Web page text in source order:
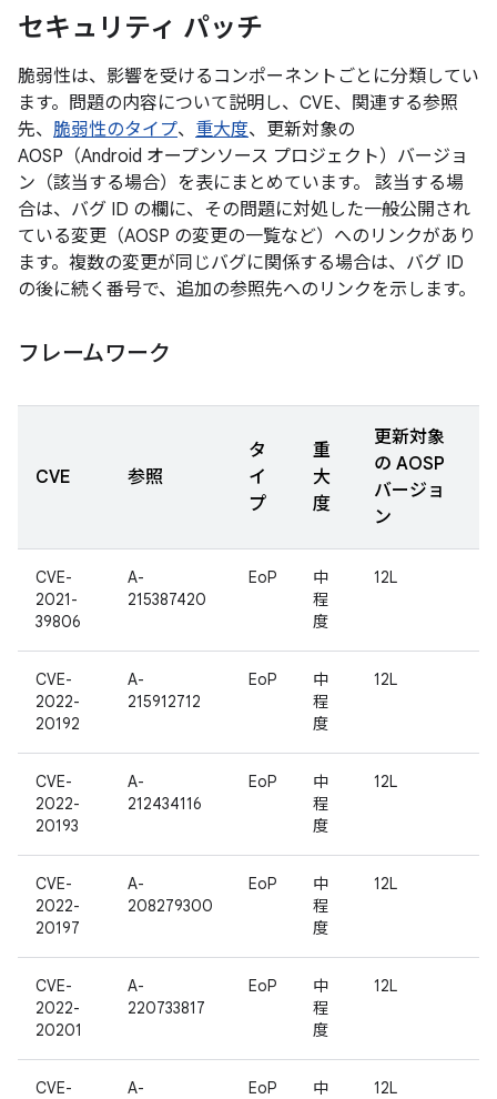
セキュリティ パッチ
脆弱性は、影響を受けるコンポーネントごとに分類してい
ます。問題の内容について説明し、CVE、関連する参照
先、 脆弱性のタイプ、 重大度、更新対象の
AOSP（Android オープンソース プロジェクト）バージョ
ン（該当する場合）を表にまとめています。 該当する場
合は、バグ ID の欄に、その問題に対処した一般公開され
ている変更（AOSP の変更の一覧など）へのリンクがあり
ます。複数の変更が同じバグに関係する場合は、バグ ID
の後に続く番号で、追加の参照先へのリンクを示します。
フレームワーク
CVE 参照
タ
イ
プ
重
大
度
更新対象
の AOSP
バージョ
ン
CVE-
2021-
39806
A-
215387420
EoP
中
程
度
12L
CVE-
2022-
20192
A-
215912712
EoP
中
程
度
12L
CVE-
2022-
20193
A-
212434116
EoP
中
程
度
12L
CVE-
2022-
20197
A-
208279300
EoP
中
程
度
12L
CVE-
2022-
20201
A-
220733817
EoP
中
程
度
12L
CVE-
A-
EoP
中
12L